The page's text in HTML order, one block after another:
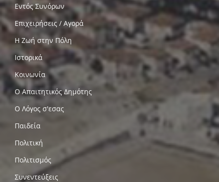
Εντός Συνόρων
Επιχειρήσεις / Αγορά
Η Ζωή στην Πόλη
Ιστορικά
Κοινωνία
Ο Απαιτητικός Δημότης
Ο Λόγος σ'εσας
Παιδεία
Πολιτική
Πολιτισμός
Συνεντεύξεις